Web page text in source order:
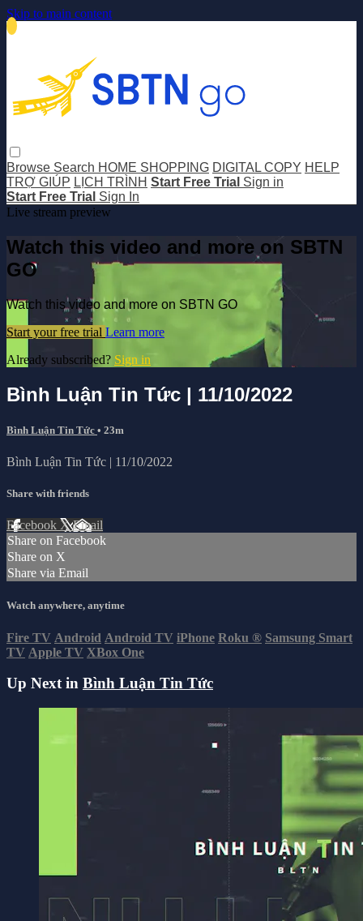
Skip to main content
Browse Search HOME SHOPPING DIGITAL COPY HELP
TRỢ GIÚP LỊCH TRÌNH Start Free Trial Sign in
Start Free Trial Sign In
Live stream preview
Watch this video and more on SBTN
GO
Watch this video and more on SBTN GO
Start your free trial Learn more
Already subscribed? Sign in
Bình Luận Tin Tức | 11/10/2022
Bình Luận Tin Tức • 23m
Bình Luận Tin Tức | 11/10/2022
Share with friends
Facebook XEmail
Share on Facebook
Share on X
Share via Email
Watch anywhere, anytime
Fire TV Android Android TV iPhone Roku ® Samsung Smart
TV Apple TV XBox One
Up Next in Bình Luận Tin Tức